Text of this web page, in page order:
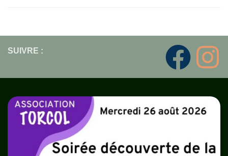
SUIVRE :